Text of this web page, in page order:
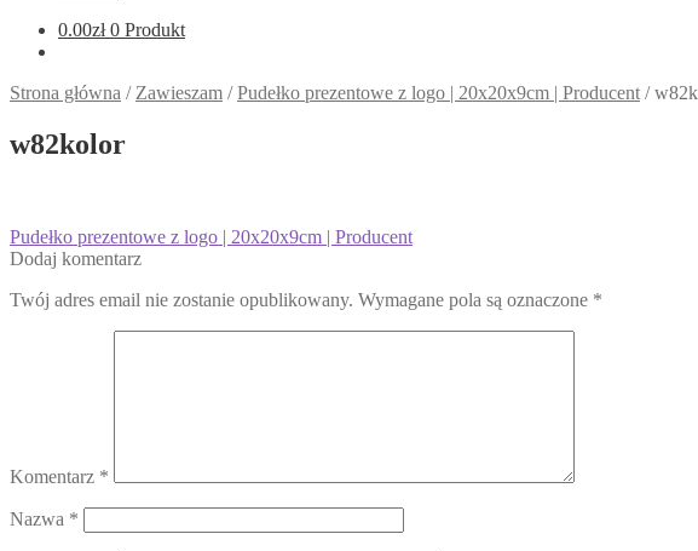
0.00zł 0 Produkt
Strona główna / Zawieszam /Pudełko prezentowe z logo | 20x20x9cm | Producent /
w82kolor
Nawigacja
wpisu
Poprzedni
wpis:
Pudełko prezentowe z logo | 20x20x9cm | Producent
Dodaj komentarz
Twój adres email nie zostanie opublikowany. Wymagane pola są oznaczone *
Komentarz *
Nazwa *